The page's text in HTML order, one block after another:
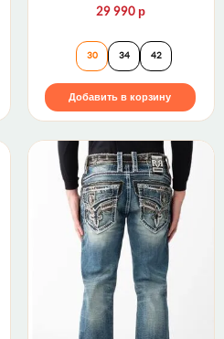
Jeans 32 Affliction
29 990р
Джинсы Wide
30 34 42
Добавить в корзину